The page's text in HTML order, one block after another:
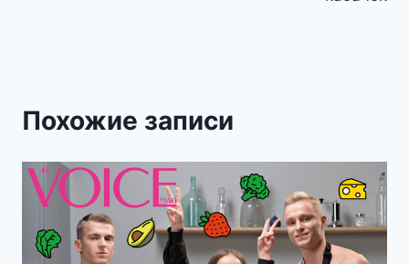
Похожие записи